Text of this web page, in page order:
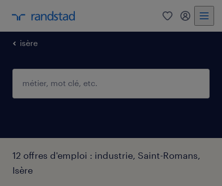
0 mon
isère
12 offres d'emploi : industrie, Saint-Romans,
Isère